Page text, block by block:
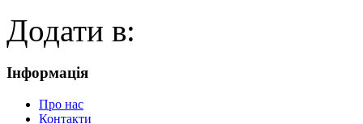
Додати в:
Інформація
Про нас
Контакти